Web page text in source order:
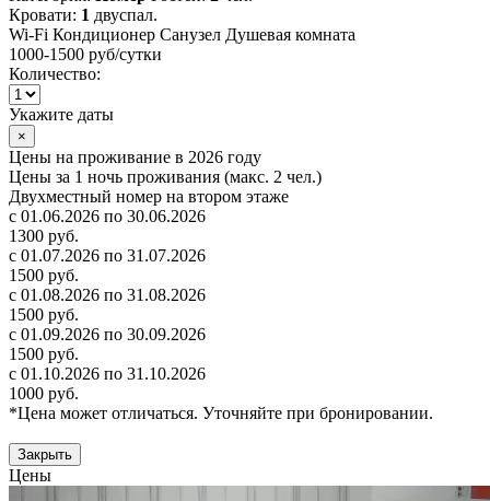
Кровати: 1 двуспал.
Wi-Fi Кондиционер Санузел Душевая комната
1000-1500 руб/сутки
Количество:
Укажите даты
×
Цены на проживание в 2026 году
Цены за 1 ночь проживания (макс. 2 чел.)
Двухместный номер на втором этаже
с 01.06.2026 по 30.06.2026
1300 руб.
с 01.07.2026 по 31.07.2026
1500 руб.
с 01.08.2026 по 31.08.2026
1500 руб.
с 01.09.2026 по 30.09.2026
1500 руб.
с 01.10.2026 по 31.10.2026
1000 руб.
*Цена может отличаться. Уточняйте при бронировании.
Закрыть
Цены